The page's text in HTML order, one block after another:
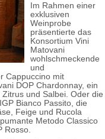
Im Rahmen einer
exklusiven
Weinprobe
präsentierte das
Konsortium Vini
Matovani
wohlschmeckende
und
Cappuccino mit
DOP Chardonnay, ein
und Salbei. Oder die
Bianco Passito, die
Feige und Rucola
Metodo Classico
Rosso.